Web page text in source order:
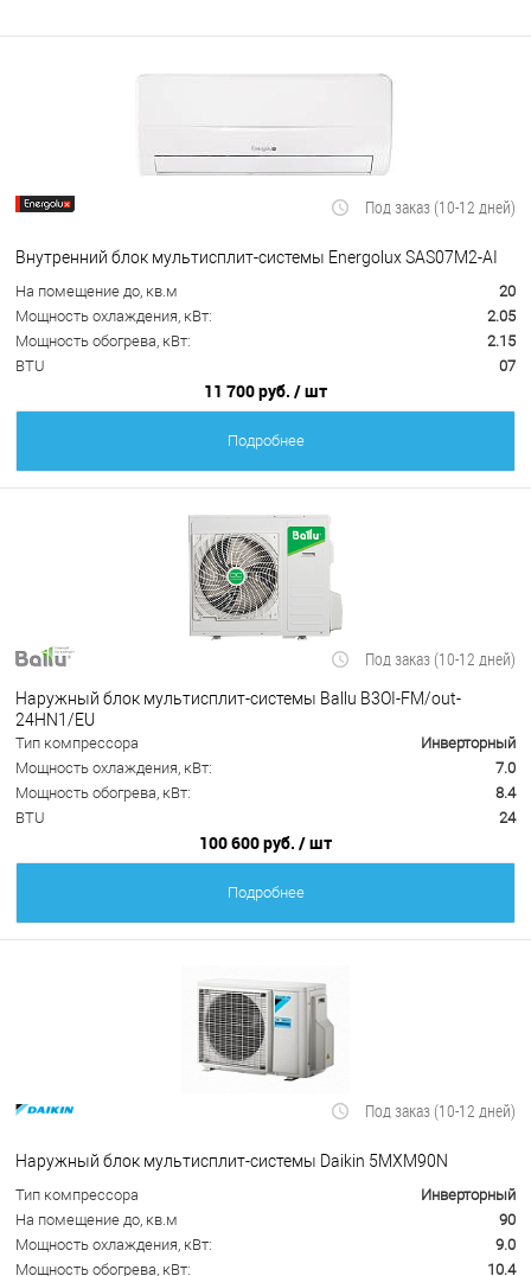
Под заказ (10-12 дней)
Внутренний блок мультисплит-системы Energolux SAS07M2-AI
На помещение до, кв.м
20
Мощность охлаждения, кВт:
2.05
Мощность обогрева, кВт:
2.15
BTU
07
11 700 руб. / шт
Подробнее
Под заказ (10-12 дней)
Наружный блок мультисплит-системы Ballu B3OI-FM/out-
24HN1/EU
Тип компрессора
Инверторный
Мощность охлаждения, кВт:
7.0
Мощность обогрева, кВт:
8.4
BTU
24
100 600 руб. / шт
Подробнее
Под заказ (10-12 дней)
Наружный блок мультисплит-системы Daikin 5MXM90N
Тип компрессора
Инверторный
На помещение до, кв.м
90
Мощность охлаждения, кВт:
9.0
Мощность обогрева, кВт:
10.4